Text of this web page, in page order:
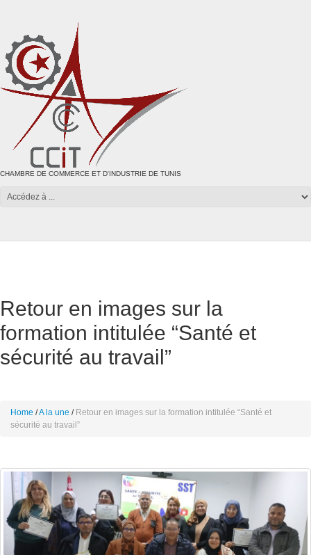
CHAMBRE DE COMMERCE ET D'INDUSTRIE DE TUNIS
Retour en images sur la
formation intitulée “Santé et
sécurité au travail”
Home A la une
Retour en images sur la formation intitulée “Santé et
sécurité au travail”